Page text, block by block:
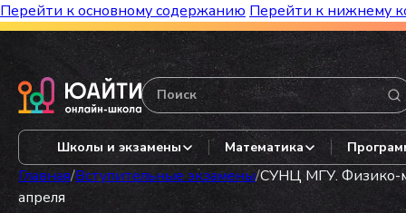
Перейти к основному содержанию Перейти к нижнему
Бесплатный марафон к топ-школам!
Школы и экзамены Математика
Главная/Вступительные экзамены/СУНЦ МГУ. Физико-
апреля